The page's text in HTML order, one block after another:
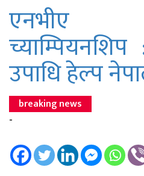
एनभीए
उपाधि हेल्प
breaking news
-